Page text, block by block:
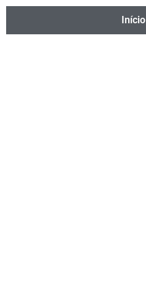
Início